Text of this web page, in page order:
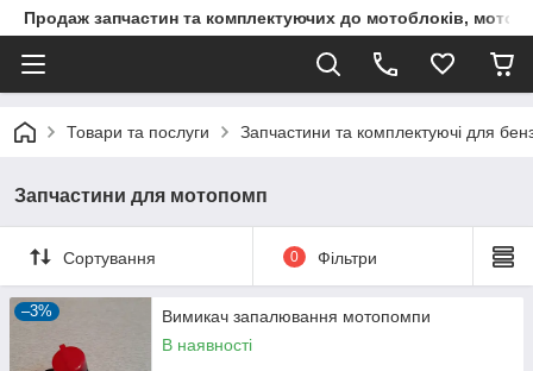
Продаж запчастин та комплектуючих до мотоблоків,
Товари та послуги Запчастини та комплектуючі для
Запчастини для мотопомп
Сортування 0 Фільтри
–3%
Вимикач запалювання мотопомпи
В наявності